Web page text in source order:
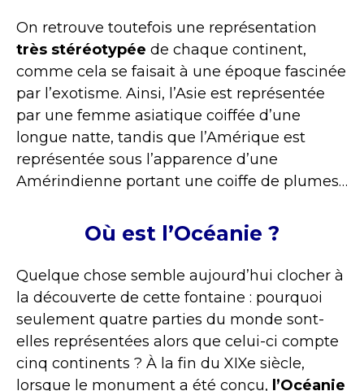
On retrouve toutefois une représentation
très stéréotypée de chaque continent,
comme cela se faisait à une époque fascinée
par l’exotisme. Ainsi, l’Asie est représentée
par une femme asiatique coiffée d’une
longue natte, tandis que l’Amérique est
représentée sous l’apparence d’une
Amérindienne portant une coiffe de plumes…
Où est l’Océanie ?
Quelque chose semble aujourd’hui clocher à
la découverte de cette fontaine : pourquoi
seulement quatre parties du monde sont-
elles représentées alors que celui-ci compte
cinq continents ? À la fin du XIXe siècle,
lorsque le monument a été conçu, l’Océanie